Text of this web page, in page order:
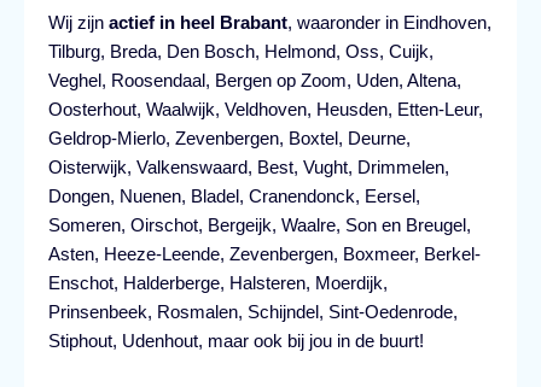
Wij zijn actief in heel Brabant, waaronder in Eindhoven,
Tilburg, Breda, Den Bosch, Helmond, Oss, Cuijk,
Veghel, Roosendaal, Bergen op Zoom, Uden, Altena,
Oosterhout, Waalwijk, Veldhoven, Heusden, Etten-Leur,
Geldrop-Mierlo, Zevenbergen, Boxtel, Deurne,
Oisterwijk, Valkenswaard, Best, Vught, Drimmelen,
Dongen, Nuenen, Bladel, Cranendonck, Eersel,
Someren, Oirschot, Bergeijk, Waalre, Son en Breugel,
Asten, Heeze-Leende, Zevenbergen, Boxmeer, Berkel-
Enschot, Halderberge, Halsteren, Moerdijk,
Prinsenbeek, Rosmalen, Schijndel, Sint-Oedenrode,
Stiphout, Udenhout, maar ook bij jou in de buurt!